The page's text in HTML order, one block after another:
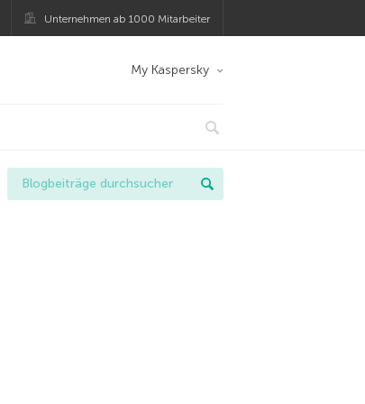
Unternehmen ab 1000 Mitarbeiter
My Kaspersky